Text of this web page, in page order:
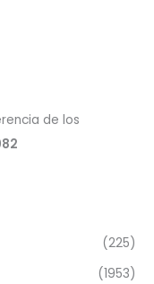
de los
(225)
(1953)